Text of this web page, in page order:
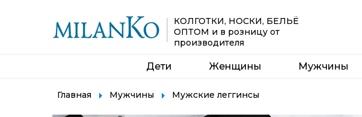
КОЛГОТКИ, НОСКИ, БЕЛЬЁ
ОПТОМ и в розницу от
производителя
Главная Мужчины Мужские леггинсы
Дети Женщины Мужчины